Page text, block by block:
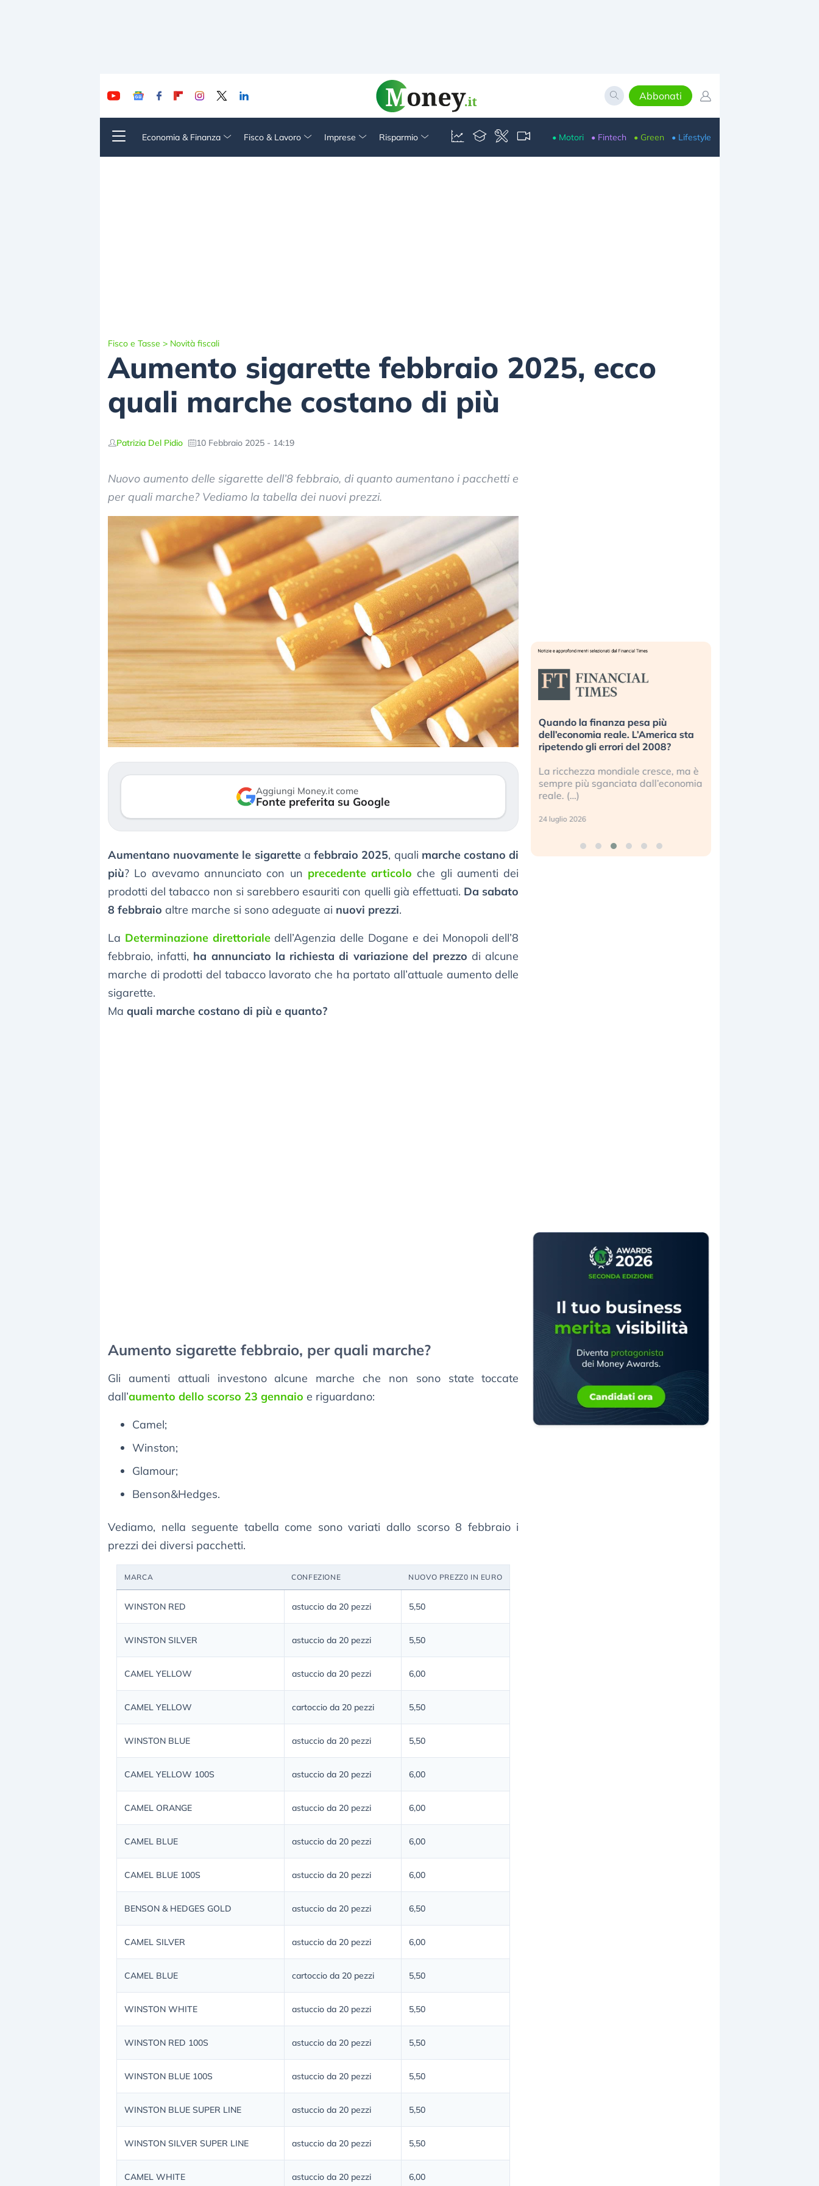
Abbonati
Economia & Finanza Fisco & Lavoro Imprese Risparmio • Motori • Fintech • Green • Lifestyle
Fisco e Tasse > Novità fiscali
Aumento sigarette febbraio 2025, ecco
quali marche costano di più
Patrizia Del Pidio 10 Febbraio 2025 - 14:19
Nuovo aumento delle sigarette dell’8 febbraio, di quanto aumentano i pacchetti e
per quali marche? Vediamo la tabella dei nuovi prezzi.
Aggiungi Money.it come
Fonte preferita su Google
Aumentano nuovamente le sigaretteafebbraio 2025, quali marche costano di
più? Lo avevamo annunciato con un precedente articolo che gli aumenti dei
prodotti del tabacco non si sarebbero esauriti con quelli già effettuati. Da sabato
8 febbraio altre marche si sono adeguate ai nuovi prezzi.
La Determinazione direttorialedell’Agenzia delle Dogane e dei Monopoli dell’8
febbraio, infatti, ha annunciato la richiesta di variazione del prezzo di alcune
marche di prodotti del tabacco lavorato che ha portato all’attuale aumento delle
sigarette.
Ma quali marche costano di più e quanto?
Aumento sigarette febbraio, per quali marche?
Gli aumenti attuali investono alcune marche che non sono state toccate
dall’aumento dello scorso 23 gennaio e riguardano:
Camel;
Winston;
Glamour;
Benson&Hedges.
Vediamo, nella seguente tabella come sono variati dallo scorso 8 febbraio i
prezzi dei diversi pacchetti.
MARCA CONFEZIONE NUOVO PREZZ0 IN EURO
WINSTON RED astuccio da 20 pezzi 5,50
WINSTON SILVER astuccio da 20 pezzi 5,50
CAMEL YELLOW astuccio da 20 pezzi 6,00
CAMEL YELLOW cartoccio da 20 pezzi 5,50
WINSTON BLUE astuccio da 20 pezzi 5,50
CAMEL YELLOW 100S astuccio da 20 pezzi 6,00
CAMEL ORANGE astuccio da 20 pezzi 6,00
CAMEL BLUE astuccio da 20 pezzi 6,00
CAMEL BLUE 100S astuccio da 20 pezzi 6,00
BENSON & HEDGES GOLD astuccio da 20 pezzi 6,50
CAMEL SILVER astuccio da 20 pezzi 6,00
CAMEL BLUE cartoccio da 20 pezzi 5,50
WINSTON WHITE astuccio da 20 pezzi 5,50
WINSTON RED 100S astuccio da 20 pezzi 5,50
WINSTON BLUE 100S astuccio da 20 pezzi 5,50
WINSTON BLUE SUPER LINE astuccio da 20 pezzi 5,50
WINSTON SILVER SUPER LINE astuccio da 20 pezzi 5,50
CAMEL WHITE astuccio da 20 pezzi 6,00
Dalle valutazioni estreme alla
correzione. Cosa sta guidando il
repricing degli asset?
3 agosto 2026
«La mia vita è rovinata». Investitori
in preda al panico dopo lo scoppio
della bolla AI
Kospi, mentre gli investitori retail (…)
30 luglio 2026
Quando la finanza pesa più
dell’economia reale. L’America sta
ripetendo gli errori del 2008?
La ricchezza mondiale cresce, ma è
sempre più sganciata dall’economia
reale. (…)
24 luglio 2026